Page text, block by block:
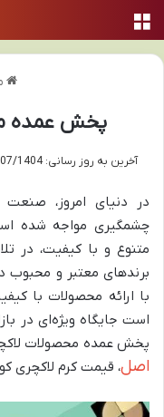
پخش عمده
آخرین به روز رسانی: 05/07/1404
در دنیای امروز،
چشمگیری مواجه شده
متنوع و با کیفیت، در
برندهای معتبر و محبوب
با ارائه محصولات با
است جایگاه ویژه‌ای در
پخش عمده محصولات
اصل، قیمت کرم لاکچری